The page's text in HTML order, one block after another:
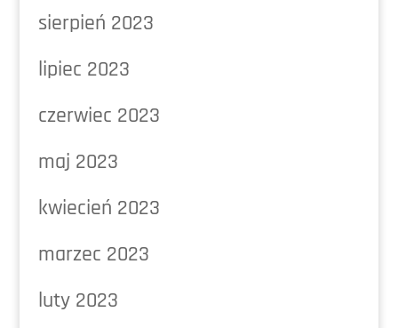
sierpień 2023
lipiec 2023
czerwiec 2023
maj 2023
kwiecień 2023
marzec 2023
luty 2023